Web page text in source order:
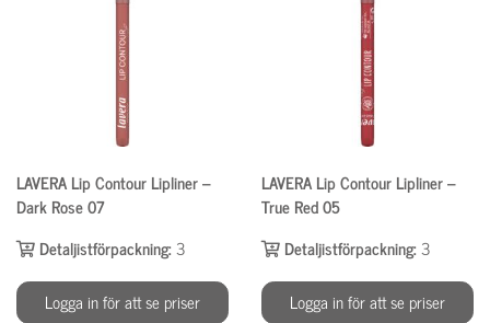
LAVERA Lip Contour Lipliner –
Dark Rose 07
Detaljistförpackning:3
Logga in för att se priser
LAVERA Lip Contour Lipliner –
True Red 05
Detaljistförpackning:3
Logga in för att se priser